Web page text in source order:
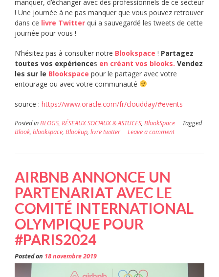
manquer, d’échanger avec des professionnels de ce secteur
! Une journée à ne pas manquer que vous pouvez retrouver
dans ce livre Twitter qui a sauvegardé les tweets de cette
journée pour vous !
N’hésitez pas à consulter notre Blookspace ! Partagez
toutes vos expériences en créant vos blooks. Vendez
les sur le Blookspace pour le partager avec votre
entourage ou avec votre communauté
source : https://www.oracle.com/fr/cloudday/#events
Posted inBLOGS, RÉSEAUX SOCIAUX & ASTUCES, BlookSpace
Tagged
Blook, blookspace, Blookup, livre twitter Leave a comment
AIRBNB ANNONCE UN
PARTENARIAT AVEC LE
COMITÉ INTERNATIONAL
OLYMPIQUE POUR
#PARIS2024
Posted on 18 novembre 2019